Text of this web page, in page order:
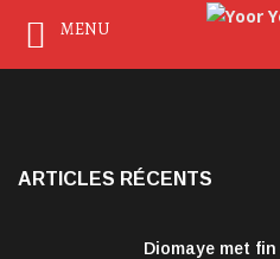
ARTICLES RÉCENTS
Diomaye met
MENU